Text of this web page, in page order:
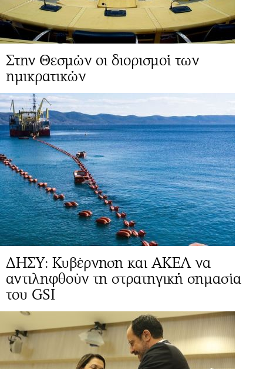
Στην Θεσμών οι διορισμοί των
ημικρατικών
ΔΗΣΥ: Κυβέρνηση και ΑΚΕΛ να
αντιληφθούν τη στρατηγική σημασία
του GSI